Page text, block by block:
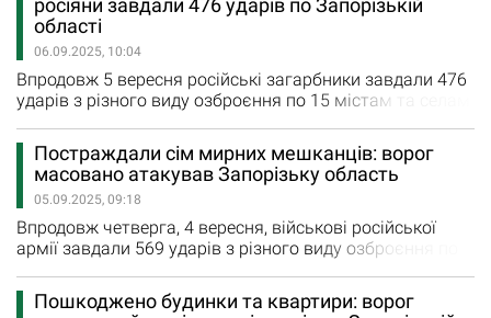
двічі обстріляли з РСЗВ Новоандріївку та Білогірʼя.
Крім того, загарбники завдали сім авіаударів по
Успенівці, Малинівці та…
росіяни завдали 476 ударів по Запорізькій
області
06.09.2025, 10:04
Впродовж 5 вересня російські загарбники завдали 476
ударів з різного виду озброєння по 15 містам та селам
зафіксовано 17 повідомлень про руйнування. Малу
Токмачку та Білогір’я росіяни двічі обстріляли з РСЗВ.
Ще п’ять авіаударів завдав ворог по Успенівці,
Новоандріївці, Червоній Криниці та Малинівці. 135…
Постраждали сім мирних мешканців: ворог
масовано атакував Запорізьку область
05.09.2025, 09:18
Впродовж четверга, 4 вересня, військові російської
армії завдали 569 ударів з різного виду озброєння по
та сіл регіону. Вчора росіяни завдали шість авіаційних
ударів по Степногірську, Гуляйполю, Малій Токмачці,
Пошкоджено будинки та квартири: ворог